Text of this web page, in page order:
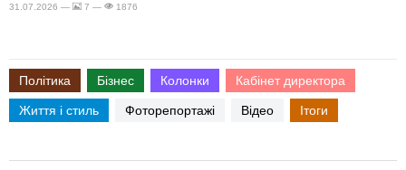
31.07.2026 — 7 — 1876
Політика Бізнес Колонки Кабінет директора
Життя і стиль Фоторепортажі Відео Ітоги